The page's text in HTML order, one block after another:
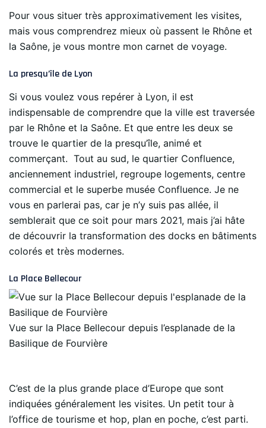
Pour vous situer très approximativement les visites,
mais vous comprendrez mieux où passent le Rhône et
la Saône, je vous montre mon carnet de voyage.
La presqu’île de Lyon
Si vous voulez vous repérer à Lyon, il est
indispensable de comprendre que la ville est traversée
par le Rhône et la Saône. Et que entre les deux se
trouve le quartier de la presqu’île, animé et
commerçant. Tout au sud, le quartier Confluence,
anciennement industriel, regroupe logements, centre
commercial et le superbe musée Confluence. Je ne
vous en parlerai pas, car je n’y suis pas allée, il
semblerait que ce soit pour mars 2021, mais j’ai hâte
de découvrir la transformation des docks en bâtiments
colorés et très modernes.
La Place Bellecour
Vue sur la Place Bellecour depuis l’esplanade de la
Basilique de Fourvière
C’est de la plus grande place d’Europe que sont
indiquées généralement les visites. Un petit tour à
l’office de tourisme et hop, plan en poche, c’est parti.